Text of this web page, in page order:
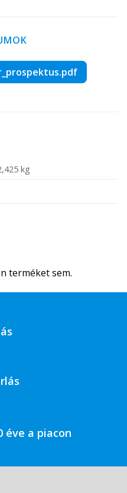
kg
terméket sem.
éve a piacon